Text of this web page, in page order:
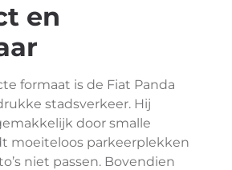
en
formaat is de Fiat Panda
stadsverkeer. Hij
door smalle
moeiteloos parkeerplekken
niet passen. Bovendien